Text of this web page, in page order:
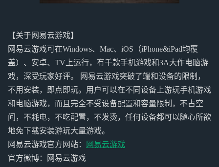
【关于网易云游戏】
网易云游戏可在Windows、Mac、iOS（iPhone&iPad均覆
盖）、安卓、TV上运行，有千款手机游戏和3A大作电脑游
戏，深受玩家好评。 网易云游戏突破了端和设备的限制，
不用安装，即点即玩。用户可以在不同设备上游玩手机游戏
和电脑游戏，而且完全不受设备配置和容量限制，不占空
间，不耗电，不吃配置，不发烫，任何设备都可以随心所欲
地免下载安装游玩大量游戏。
网易云游戏官方网站：
网易云游戏
官方微博：网易云游戏